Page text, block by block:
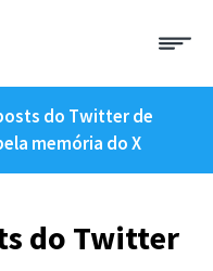
do Twitter de
memória do X
do Twitter